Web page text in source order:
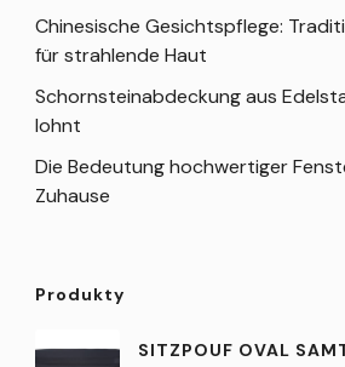
Chinesische Gesichtspflege:
für strahlende Haut
Schornsteinabdeckung aus
lohnt
Die Bedeutung hochwertiger
Zuhause
Produkty
SITZPOUF OVAL